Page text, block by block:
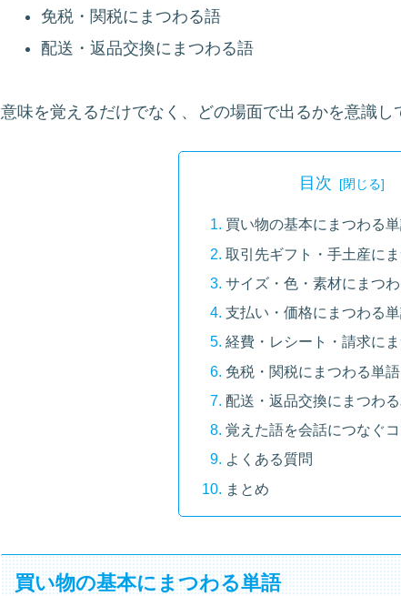
免税・関税にまつわる語
配送・返品交換にまつわる語
意味を覚えるだけでなく、どの場面で出るかを意識し
目次
買い物の基本にまつわる
取引先ギフト・手土産に
サイズ・色・素材にまつ
支払い・価格にまつわる
経費・レシート・請求に
免税・関税にまつわる単語
配送・返品交換にまつわ
覚えた語を会話につなぐ
よくある質問
まとめ
買い物の基本にまつわる単語